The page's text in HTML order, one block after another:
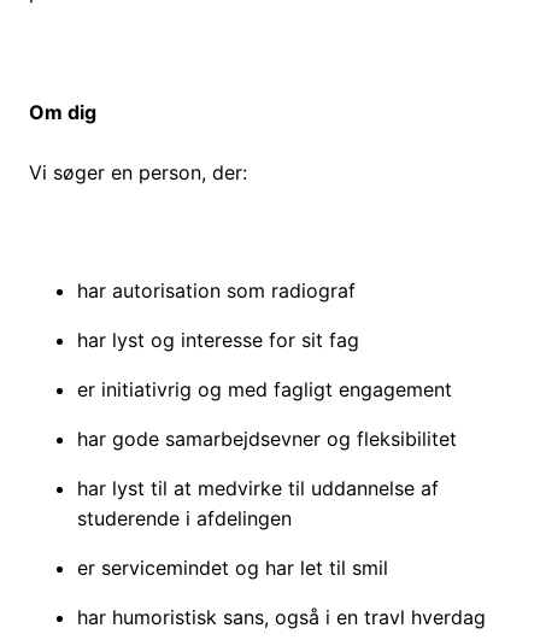
Om dig
Vi søger en person, der:
har autorisation som radiograf
har lyst og interesse for sit fag
er initiativrig og med fagligt engagement
har gode samarbejdsevner og fleksibilitet
har lyst til at medvirke til uddannelse af
studerende i afdelingen
er servicemindet og har let til smil
har humoristisk sans, også i en travl hverdag